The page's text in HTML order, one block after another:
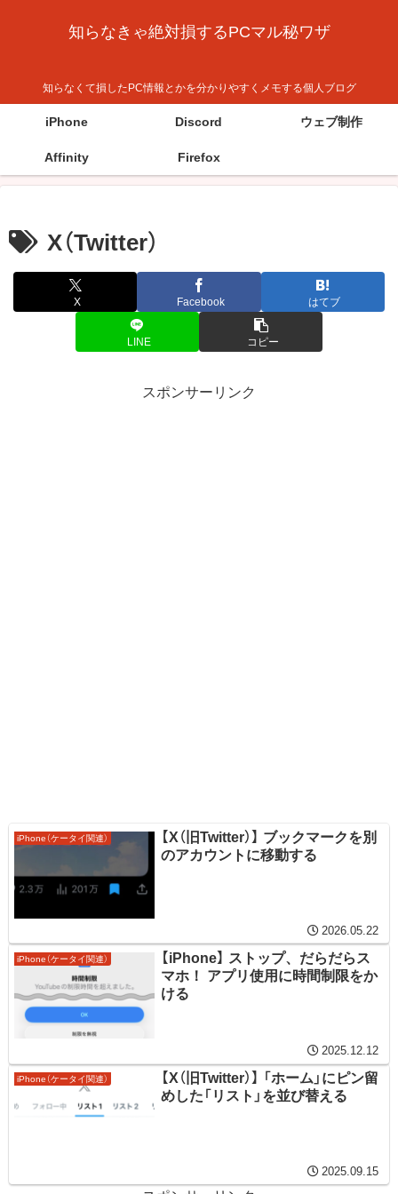
知らなきゃ絶対損するPCマル秘ワザ
知らなくて損したPC情報とかを分かりやすくメモする個人ブログ
iPhone Discord ウェブ制作
Affinity Firefox
X（Twitter）
X Facebook はてブ
LINE コピー
スポンサーリンク
iPhone（ケータイ関連）
【X（旧Twitter）】 ブックマークを別
のアカウントに移動する
2026.05.22
iPhone（ケータイ関連）
【iPhone】 ストップ、だらだらス
マホ！ アプリ使用に時間制限をか
ける
2025.12.12
iPhone（ケータイ関連）
【X（旧Twitter）】 「ホーム」にピン留
めした「リスト」を並び替える
2025.09.15